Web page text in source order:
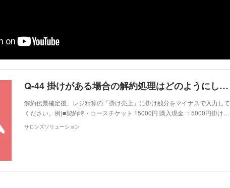
Q-44 掛けがある場合の解約処理はどのようにしますか？
解約伝票確定後、レジ精算の「掛け売上」に掛け残分をマイナスで入力して
ください。例)■契約時・コースチケット 15000円 購入現金 ：5000円掛け…
サロンズソリューション